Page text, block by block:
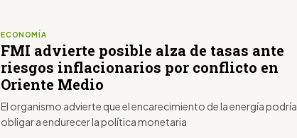
ECONOMÍA
FMI advierte posible alza de tasas ante
riesgos inflacionarios por conflicto en
Oriente Medio
El organismo advierte que el encarecimiento de la energía podría
obligar a endurecer la política monetaria